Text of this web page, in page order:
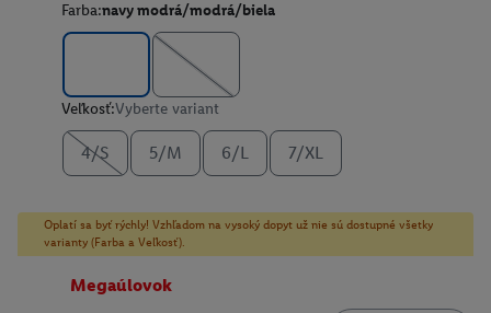
Farba:navy modrá/modrá/biela
Veľkosť:Vyberte variant
4/S 5/M 6/L 7/XL
Oplatí sa byť rýchly! Vzhľadom na vysoký dopyt už nie sú dostupné všetky
varianty (Farba a Veľkosť).
Megaúlovok